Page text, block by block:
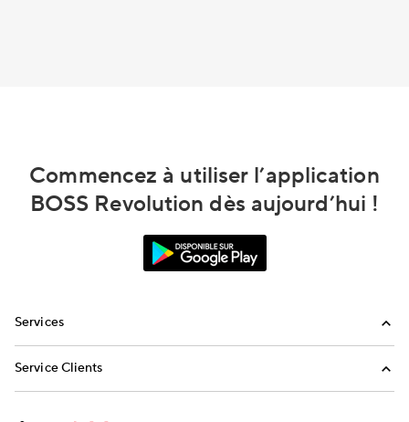
Commencez à utiliser l’application
BOSS Revolution dès aujourd’hui !
Services
Envoi de réapprovisionnements
Service Clients